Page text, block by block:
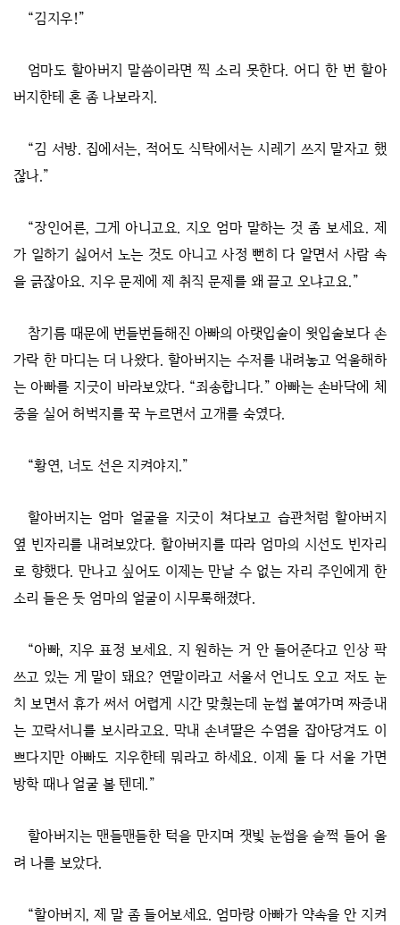
“김지우!”
엄마도 할아버지 말씀이라면 찍 소리 못한다. 어디 한 번 할아
버지한테 혼 좀 나보라지.
“김 서방. 집에서는, 적어도 식탁에서는 시레기 쓰지 말자고 했
잖나.”
“장인어른, 그게 아니고요. 지오 엄마 말하는 것 좀 보세요. 제
가 일하기 싫어서 노는 것도 아니고 사정 뻔히 다 알면서 사람 속
을 긁잖아요. 지우 문제에 제 취직 문제를 왜 끌고 오냐고요.”
참기름 때문에 번들번들해진 아빠의 아랫입술이 윗입술보다 손
가락 한 마디는 더 나왔다. 할아버지는 수저를 내려놓고 억울해하
는 아빠를 지긋이 바라보았다. “죄송합니다.” 아빠는 손바닥에 체
중을 실어 허벅지를 꾹 누르면서 고개를 숙였다.
“황연, 너도 선은 지켜야지.”
할아버지는 엄마 얼굴을 지긋이 쳐다보고 습관처럼 할아버지
옆 빈자리를 내려보았다. 할아버지를 따라 엄마의 시선도 빈자리
로 향했다. 만나고 싶어도 이제는 만날 수 없는 자리 주인에게 한
소리 들은 듯 엄마의 얼굴이 시무룩해졌다.
“아빠, 지우 표정 보세요. 지 원하는 거 안 들어준다고 인상 팍
쓰고 있는 게 말이 돼요? 연말이라고 서울서 언니도 오고 저도 눈
치 보면서 휴가 써서 어렵게 시간 맞췄는데 눈썹 붙여가며 짜증내
는 꼬락서니를 보시라고요. 막내 손녀딸은 수염을 잡아당겨도 이
쁘다지만 아빠도 지우한테 뭐라고 하세요. 이제 둘 다 서울 가면
방학 때나 얼굴 볼 텐데.”
할아버지는 맨들맨들한 턱을 만지며 잿빛 눈썹을 슬쩍 들어 올
려 나를 보았다.
“할아버지, 제 말 좀 들어보세요. 엄마랑 아빠가 약속을 안 지켜